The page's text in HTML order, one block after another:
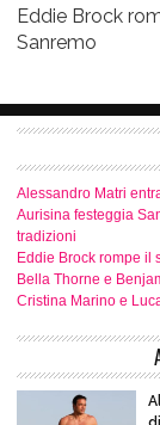
Eddie Brock
Sanremo
Alessandro Matri
Aurisina festeggia
tradizioni
Eddie Brock rompe il
Bella Thorne e
Cristina Marino e